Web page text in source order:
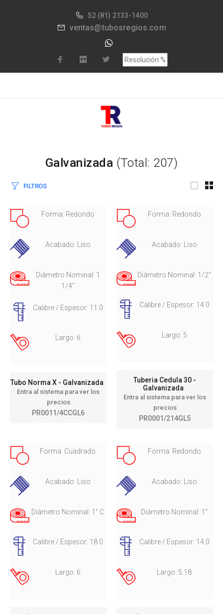
52 (81) 2133-1400
ventas@tubosregios.com
Galvanizada (Total: 207)
FILTROS
Forma: Redondo
Acabado: Liso
Diámetro Nominal: 1
1/4"
Calibre / Espesor: 11.0
Largo: 6
Tubo Norma X - Galvanizada
Entra al sistema para ver los
precios
PR0011/4CCGL6
Forma: Redondo
Acabado: Liso
Diámetro Nominal: 1/2"
Calibre / Espesor: 14.0
Largo: 5
Tuberia Cedula 30 -
Galvanizada
Entra al sistema para ver los
precios
PR0001/214GL5
Forma: Cuadrado
Acabado: Liso
Diámetro Nominal: 1" C
Calibre / Espesor: 18.0
Largo: 6
Forma: Redondo
Acabado: Liso
Diámetro Nominal: 1"
Calibre / Espesor: 14.0
Largo: 5.18